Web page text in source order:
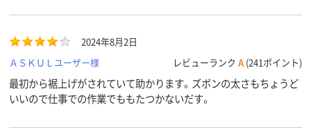
100%）
100%）
2024年8月2日
ＡＳＫＵＬユーザー様
レビューランク A (241ポイント)
最初から裾上げがされていて助かります。ズボンの太さもちょうど
いいので仕事での作業でももたつかないだす。